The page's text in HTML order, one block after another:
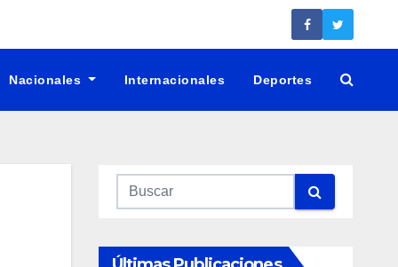
Nacionales Internacionales Deportes